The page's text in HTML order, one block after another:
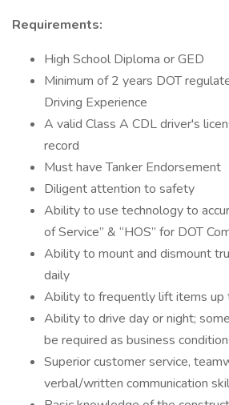
Requirements:
High School Diploma or GED
Minimum of 2 years DOT
Driving Experience
A valid Class A CDL driver's
record
Must have Tanker Endorsement
Diligent attention to safety
Ability to use technology to
of Service” & “HOS” for DOT
Ability to mount and dismount
daily
Ability to frequently lift items up
Ability to drive day or night;
be required as business
Superior customer service,
verbal/written communication